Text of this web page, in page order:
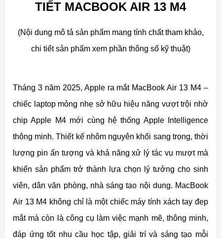
TIẾT MACBOOK AIR 13 M4
(Nội dung mô tả sản phẩm mang tính chất tham khảo,
chi tiết sản phẩm xem phần thông số kỹ thuật)
Tháng 3 năm 2025, Apple ra mắt MacBook Air 13 M4 –
chiếc laptop mỏng nhẹ sở hữu hiệu năng vượt trội nhờ
chip Apple M4 mới cùng hệ thống Apple Intelligence
thông minh. Thiết kế nhôm nguyên khối sang trọng, thời
lượng pin ấn tượng và khả năng xử lý tác vụ mượt mà
khiến sản phẩm trở thành lựa chọn lý tưởng cho sinh
viên, dân văn phòng, nhà sáng tạo nội dung. MacBook
Air 13 M4 không chỉ là một chiếc máy tính xách tay đẹp
mắt mà còn là công cụ làm việc mạnh mẽ, thông minh,
đáp ứng tốt nhu cầu học tập, giải trí và sáng tạo mỗi